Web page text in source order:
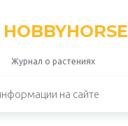
HOBBYHORSE
Журнал о растениях